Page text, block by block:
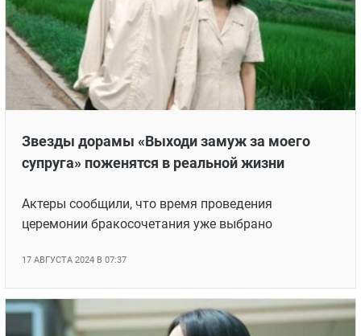
Звезды дорамы «Выходи замуж за моего
супруга» поженятся в реальной жизни
Актеры сообщили, что время проведения
церемонии бракосочетания уже выбрано
17 АВГУСТА 2024 В 07:37